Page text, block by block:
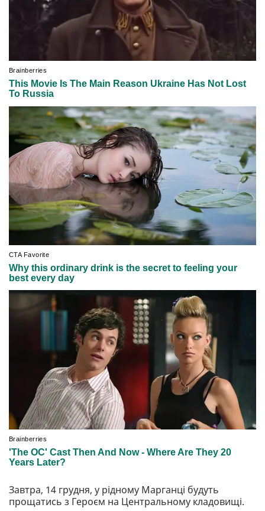
Завтра, 14 грудня, у рідному Марганці будуть
прощатись з Героєм на Центральному кладовищі.